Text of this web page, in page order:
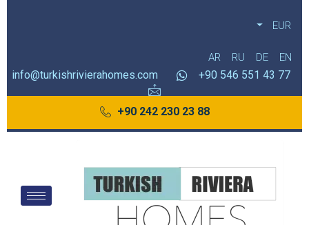
EUR
EN
DE
RU
AR
77 43 551 546 90+
info@turkishrivierahomes.com
88 23 230 242 90+